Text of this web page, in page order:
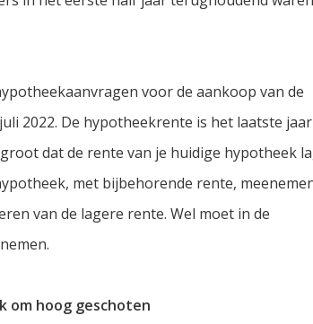
voor de aankoop van de
2022. De hypotheekrente is het laatste
dat de rente van je huidige hypotheek
met bijbehorende rente,
van de lagere rente. Wel moet in de
om hoog geschoten